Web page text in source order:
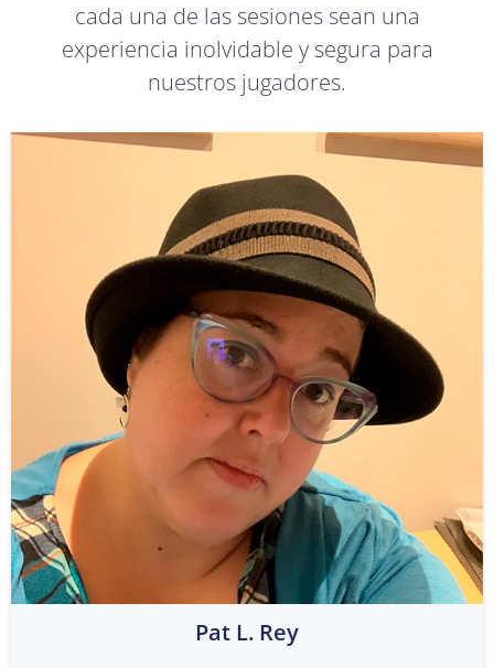
cada una de las sesiones sean una
experiencia inolvidable y segura para
nuestros jugadores.
Pat L. Rey